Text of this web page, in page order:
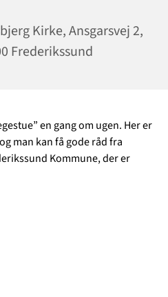
Kirke, Ansgarsvej 2,
Frederikssund
en gang om ugen. Her er
man kan få gode råd fra
Kommune, der er